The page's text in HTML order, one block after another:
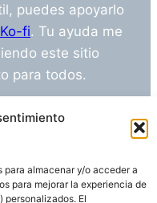
almacenar y/o acceder a
para mejorar la experiencia de
personalizados. El
puedes apoyarlo
Ko-fi. Tu ayuda me
este sitio
para todos.
Escríbeme